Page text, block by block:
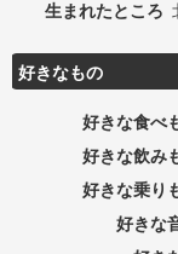
生まれたところ
好きなもの
好きな食べ
好きな飲み
好きな乗り
好きな